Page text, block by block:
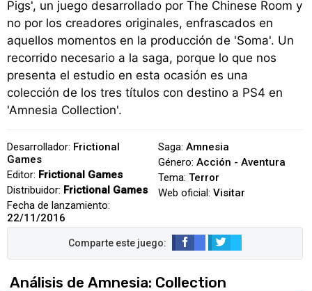
Pigs', un juego desarrollado por The Chinese Room y
no por los creadores originales, enfrascados en
aquellos momentos en la producción de 'Soma'. Un
recorrido necesario a la saga, porque lo que nos
presenta el estudio en esta ocasión es una
colección de los tres títulos con destino a PS4 en
'Amnesia Collection'.
Desarrollador: Frictional
Games
Editor: Frictional Games
Distribuidor: Frictional Games
Fecha de lanzamiento:
22/11/2016
Saga: Amnesia
Género: Acción - Aventura
Tema: Terror
Web oficial: Visitar
Análisis de Amnesia: Collection